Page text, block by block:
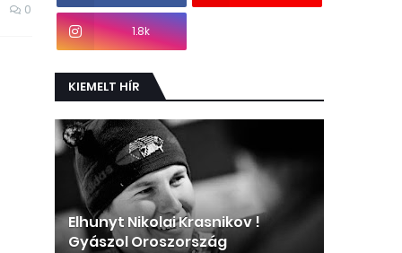
0
1.8k
KIEMELT HÍR
Elhunyt Nikolai Krasnikov !
Gyászol Oroszország